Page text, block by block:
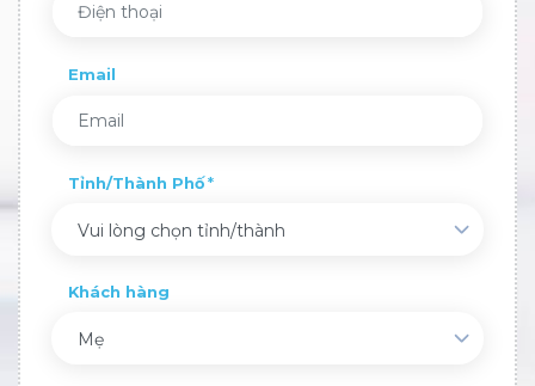
Email
Tỉnh/Thành Phố
Vui lòng chọn tỉnh/thành
Khách hàng
Mẹ